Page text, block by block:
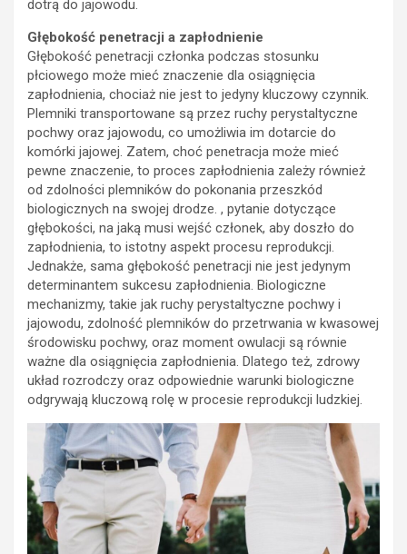
dotrą do jajowodu.
Głębokość penetracji a zapłodnienie
Głębokość penetracji członka podczas stosunku
płciowego może mieć znaczenie dla osiągnięcia
zapłodnienia, chociaż nie jest to jedyny kluczowy czynnik.
Plemniki transportowane są przez ruchy perystaltyczne
pochwy oraz jajowodu, co umożliwia im dotarcie do
komórki jajowej. Zatem, choć penetracja może mieć
pewne znaczenie, to proces zapłodnienia zależy również
od zdolności plemników do pokonania przeszkód
biologicznych na swojej drodze. , pytanie dotyczące
głębokości, na jaką musi wejść członek, aby doszło do
zapłodnienia, to istotny aspekt procesu reprodukcji.
Jednakże, sama głębokość penetracji nie jest jedynym
determinantem sukcesu zapłodnienia. Biologiczne
mechanizmy, takie jak ruchy perystaltyczne pochwy i
jajowodu, zdolność plemników do przetrwania w kwasowej
środowisku pochwy, oraz moment owulacji są równie
ważne dla osiągnięcia zapłodnienia. Dlatego też, zdrowy
układ rozrodczy oraz odpowiednie warunki biologiczne
odgrywają kluczową rolę w procesie reprodukcji ludzkiej.